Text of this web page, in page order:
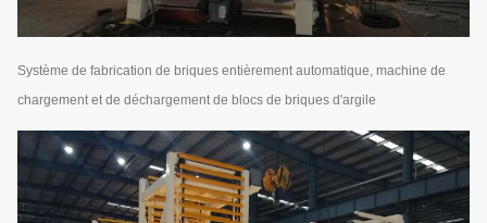
Système de fabrication de briques entièrement automatique, machine de
chargement et de déchargement de blocs de briques d'argile